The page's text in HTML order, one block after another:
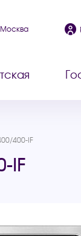
Москва
400-IF
IF